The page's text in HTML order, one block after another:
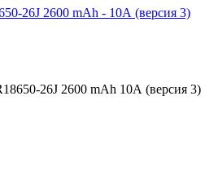
26J 2600 mAh 10А (версия 3)